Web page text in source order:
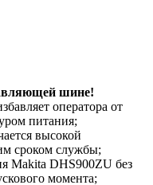
шине!
оператора от
питания;
высокой
сроком службы;
Makita DHS900ZU без
момента;